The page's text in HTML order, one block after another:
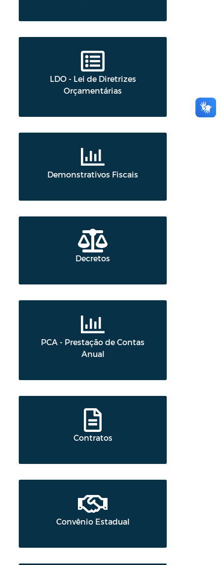
LDO - Lei de Diretrizes
Orçamentárias
Demonstrativos Fiscais
Decretos
PCA - Prestação de Contas
Anual
Contratos
Convênio Estadual